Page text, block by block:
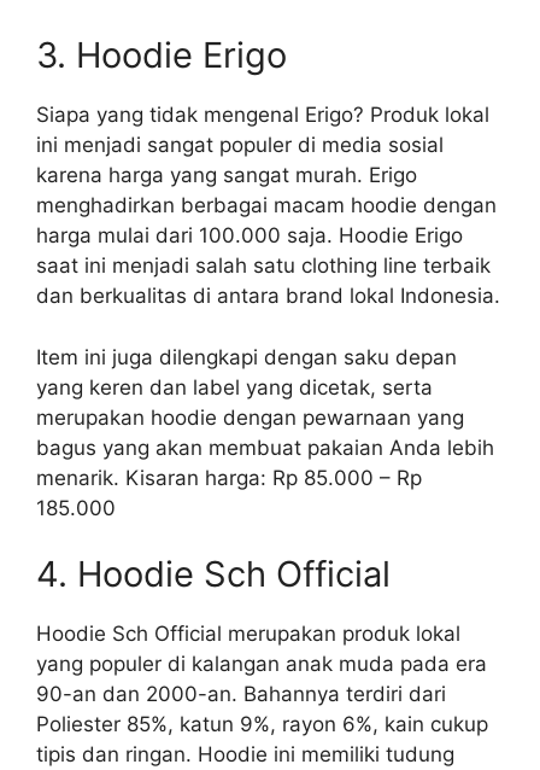
3. Hoodie Erigo
Siapa yang tidak mengenal Erigo? Produk lokal
ini menjadi sangat populer di media sosial
karena harga yang sangat murah. Erigo
menghadirkan berbagai macam hoodie dengan
harga mulai dari 100.000 saja. Hoodie Erigo
saat ini menjadi salah satu clothing line terbaik
dan berkualitas di antara brand lokal Indonesia.
Item ini juga dilengkapi dengan saku depan
yang keren dan label yang dicetak, serta
merupakan hoodie dengan pewarnaan yang
bagus yang akan membuat pakaian Anda lebih
menarik. Kisaran harga: Rp 85.000 – Rp
185.000
4. Hoodie Sch Official
Hoodie Sch Official merupakan produk lokal
yang populer di kalangan anak muda pada era
90-an dan 2000-an. Bahannya terdiri dari
Poliester 85%, katun 9%, rayon 6%, kain cukup
tipis dan ringan. Hoodie ini memiliki tudung